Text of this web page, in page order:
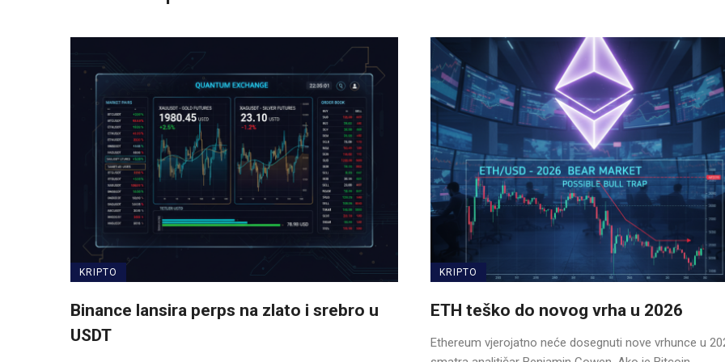
KRIPTO
Binance lansira perps na zlato i srebro u
USDT
KRIPTO
ETH teško do novog vrha u 2026
Ethereum vjerojatno neće dosegnuti nove vrhunce u